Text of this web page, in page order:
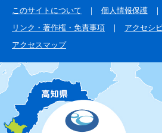
このサイトについて
個人情報保護
リンク・著作権・免責事項
アクセシ
アクセスマップ